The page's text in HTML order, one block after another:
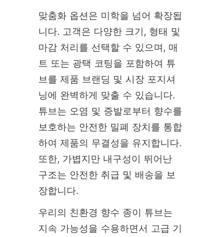
맞춤화 옵션은 미학을 넘어 확장됩
니다. 고객은 다양한 크기, 형태 및
마감 처리를 선택할 수 있으며, 매
트 또는 광택 코팅을 포함하여 튜
브를 제품 브랜딩 및 시장 포지셔
닝에 완벽하게 맞출 수 있습니다.
튜브는 오염 및 증발로부터 향수를
보호하는 안전한 밀폐 장치를 통합
하여 제품의 무결성을 유지합니다.
또한, 가볍지만 내구성이 뛰어난
구조는 안전한 취급 및 배송을 보
장합니다.
우리의 친환경 향수 종이 튜브는
지속 가능성을 수용하면서 고급 기